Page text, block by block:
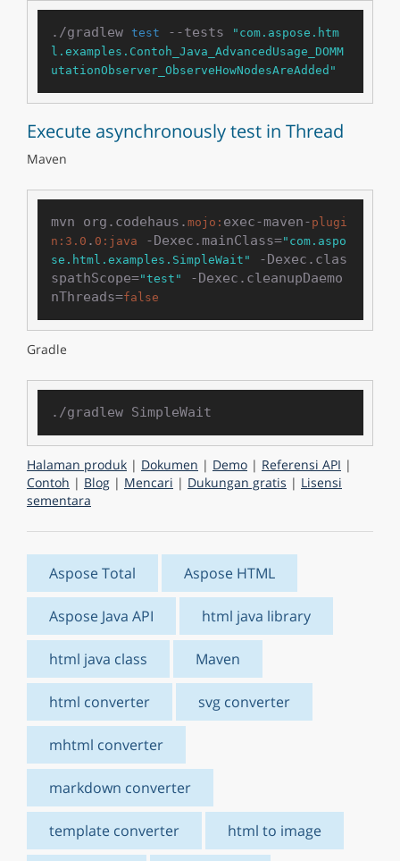
./gradlew test --tests
"com.aspose.htm
l.examples.Contoh_Java_AdvancedUsage_DOMM
utationObserver_ObserveHowNodesAreAdded"
Execute asynchronously test in Thread
Maven
mvn org.codehaus. mojo: exec-maven- plugi
n: 3.0 . 0 :java -Dexec.mainClass="com.aspo
se.html.examples.SimpleWait"
-Dexec.clas
spathScope="test"
-Dexec.cleanupDaemo
nThreads=false
Gradle
Halaman produk | Dokumen | Demo | Referensi API |
Contoh | Blog | Mencari | Dukungan gratis | Lisensi
sementara
Aspose Total Aspose HTML
Aspose Java API html java library
html java class Maven
html converter svg converter
mhtml converter
markdown converter
template converter html to image